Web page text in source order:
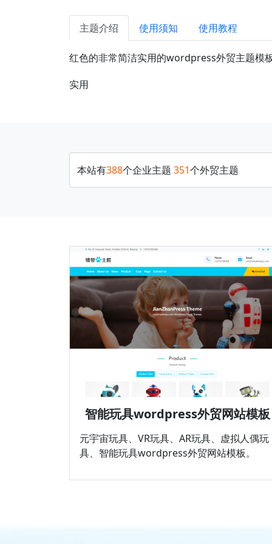
主题介绍 使用须知 使用教程
红色的非常简洁实用的wordpress外贸主题模
实用
本站有388个企业主题 351个外贸主题
智能玩具wordpress外贸网站模板
元宇宙玩具、VR玩具、AR玩具、虚拟人偶玩
具、智能玩具wordpress外贸网站模板。